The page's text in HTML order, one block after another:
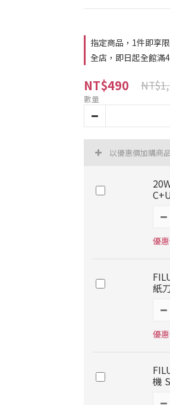
指定商品，1件即享
全店，即日起全館滿
NT$490
數量
以優惠價加購商
優
紙
優
機